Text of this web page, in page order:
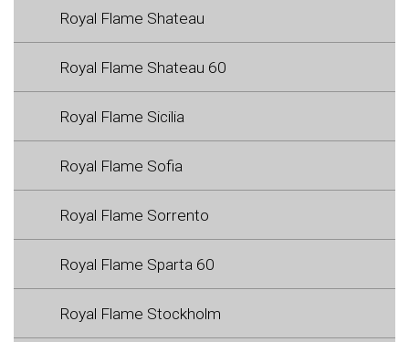
Royal Flame Shateau
Royal Flame Shateau 60
Royal Flame Sicilia
Royal Flame Sofia
Royal Flame Sorrento
Royal Flame Sparta 60
Royal Flame Stockholm